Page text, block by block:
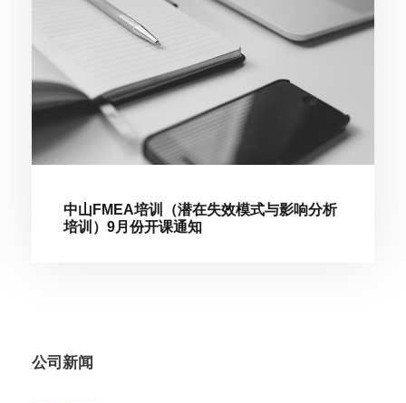
中山FMEA培训（潜在失效模式与影响分析
培训）9月份开课通知
公司新闻